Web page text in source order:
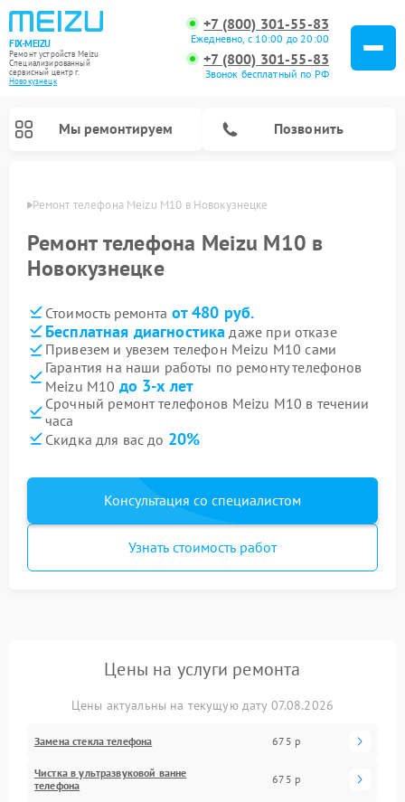
FIX-MEIZU
Ремонт устройств Meizu
Специализированный
cервисный центр г.
Новокузнецк
+7 (800) 301-55-83
Ежедневно, с 10:00 до 20:00
+7 (800) 301-55-83
Звонок бесплатный по РФ
Мы ремонтируем Позвонить
Ремонт телефона Meizu M10 в Новокузнецке
Ремонт телефона Meizu M10 в
Новокузнецке
Стоимость ремонта от 480 руб.
Бесплатная диагностика даже при отказе
Привезем и увезем телефон Meizu M10 сами
Гарантия на наши работы по ремонту телефонов
Meizu M10 до 3-х лет
Срочный ремонт телефонов Meizu M10 в течении
часа
Скидка для вас до 20%
Консультация со специалистом
Узнать стоимость работ
Цены на услуги ремонта
Цены актуальны на текущую дату 07.08.2026
Замена стекла телефона 675 р
Чистка в ультразвуковой ванне
телефона
675 р